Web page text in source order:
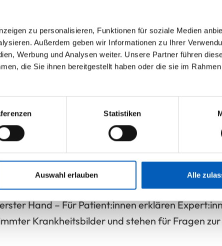
zu personalisieren, Funktionen für soziale Medien
Außerdem geben wir Informationen zu Ihrer
Werbung und Analysen weiter. Unsere Partner führen
die Sie ihnen bereitgestellt haben oder die sie im
Statistiken
Auswahl erlauben Alle
Hand – Für Patient:innen erklären
Krankheitsbilder und stehen für Fragen